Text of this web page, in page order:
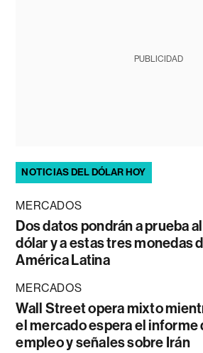
PUBLICIDAD
NOTICIAS DEL DÓLAR HOY
MERCADOS
Dos datos pondrán a prueba al
dólar y a estas tres monedas
América Latina
MERCADOS
Wall Street opera mixto
el mercado espera el informe
empleo y señales sobre Irán